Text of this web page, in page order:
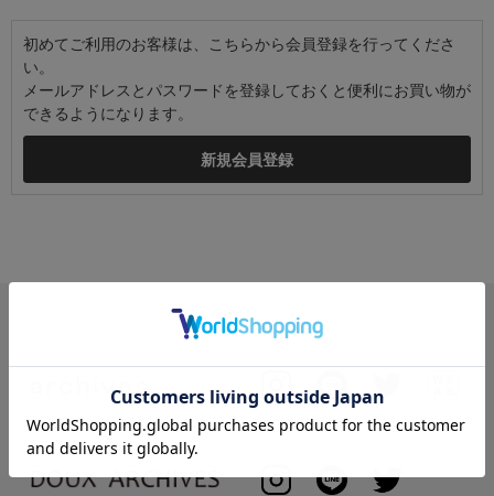
初めてご利用のお客様は、こちらから会員登録を行ってくださ
い。
メールアドレスとパスワードを登録しておくと便利にお買い物が
できるようになります。